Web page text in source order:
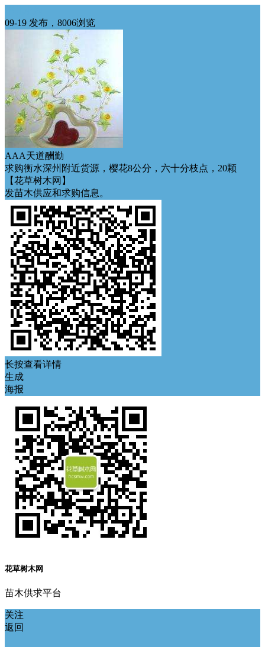
09-19 发布，8006浏览
AAA天道酬勤
求购衡水深州附近货源，樱花8公分，六十分枝点，20颗
【花草树木网】
发苗木供应和求购信息。
长按查看详情
生成
海报
花草树木网
苗木供求平台
关注
返回